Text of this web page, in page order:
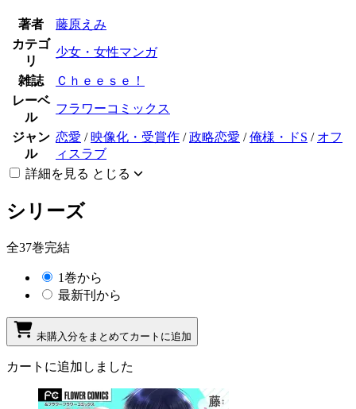
著者
藤原えみ
カテゴ
リ
少女・女性マンガ
雑誌
Ｃｈｅｅｓｅ！
レーベ
ル
フラワーコミックス
ジャン
ル
恋愛 / 映像化・受賞作 /政略恋愛 /俺様・ドS / オフ
ィスラブ
詳細を見る とじる
シリーズ
全37巻完結
1巻から
最新刊から
未購入分をまとめてカートに追加
カートに追加しました